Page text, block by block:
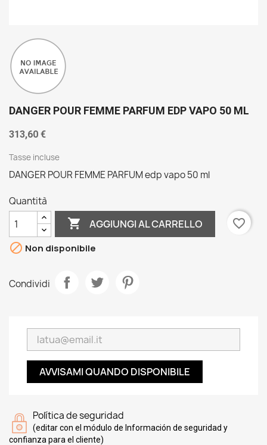
DANGER POUR FEMME PARFUM EDP VAPO 50 ML
313,60 €
Tasse incluse
DANGER POUR FEMME PARFUM edp vapo 50 ml
Quantità
 AGGIUNGI AL CARRELLO
favorite_border
 Non disponibile
Condividi
AVVISAMI QUANDO DISPONIBILE
Política de seguridad
(editar con el módulo de Información de seguridad y
confianza para el cliente)